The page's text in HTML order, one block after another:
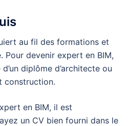
au fil des formations et
Pour devenir expert en BIM,
diplôme d’architecte ou
construction.
en BIM, il est
un CV bien fourni dans le